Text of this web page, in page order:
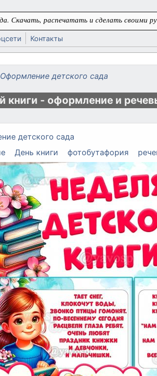
Скачать, распечатать и сделать своими
Контакты
Оформление детского сада
книги - оформление и
детского сада
День книги фотобутафория